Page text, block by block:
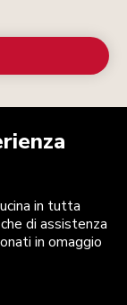
in tutta
di assistenza
in omaggio